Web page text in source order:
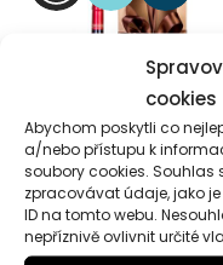
cookies
Abychom poskytli co
a/nebo přístupu k
soubory cookies.
zpracovávat údaje, jako
ID na tomto webu.
nepříznivě ovlivnit určité
Zvěřinové